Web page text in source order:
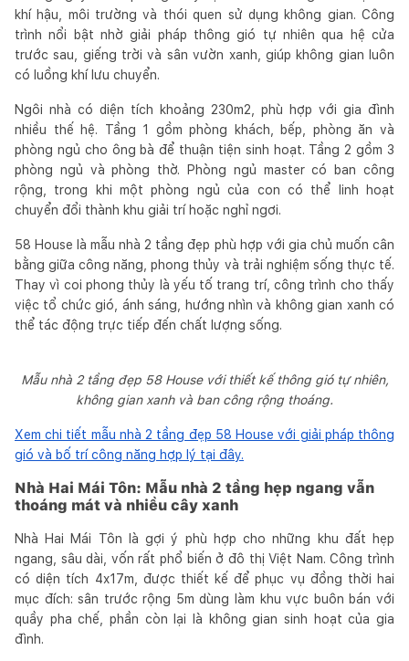
khí hậu, môi trường và thói quen sử dụng không gian. Công
trình nổi bật nhờ giải pháp thông gió tự nhiên qua hệ cửa
trước sau, giếng trời và sân vườn xanh, giúp không gian luôn
có luồng khí lưu chuyển.
Ngôi nhà có diện tích khoảng 230m2, phù hợp với gia đình
nhiều thế hệ. Tầng 1 gồm phòng khách, bếp, phòng ăn và
phòng ngủ cho ông bà để thuận tiện sinh hoạt. Tầng 2 gồm 3
phòng ngủ và phòng thờ. Phòng ngủ master có ban công
rộng, trong khi một phòng ngủ của con có thể linh hoạt
chuyển đổi thành khu giải trí hoặc nghỉ ngơi.
58 House là mẫu nhà 2 tầng đẹp phù hợp với gia chủ muốn cân
bằng giữa công năng, phong thủy và trải nghiệm sống thực tế.
Thay vì coi phong thủy là yếu tố trang trí, công trình cho thấy
việc tổ chức gió, ánh sáng, hướng nhìn và không gian xanh có
thể tác động trực tiếp đến chất lượng sống.
Mẫu nhà 2 tầng đẹp 58 House với thiết kế thông gió tự nhiên,
không gian xanh và ban công rộng thoáng.
Xem chi tiết mẫu nhà 2 tầng đẹp 58 House với giải pháp thông
gió và bố trí công năng hợp lý tại đây.
Nhà Hai Mái Tôn: Mẫu nhà 2 tầng hẹp ngang vẫn
thoáng mát và nhiều cây xanh
Nhà Hai Mái Tôn là gợi ý phù hợp cho những khu đất hẹp
ngang, sâu dài, vốn rất phổ biến ở đô thị Việt Nam. Công trình
có diện tích 4x17m, được thiết kế để phục vụ đồng thời hai
mục đích: sân trước rộng 5m dùng làm khu vực buôn bán với
quầy pha chế, phần còn lại là không gian sinh hoạt của gia
đình.